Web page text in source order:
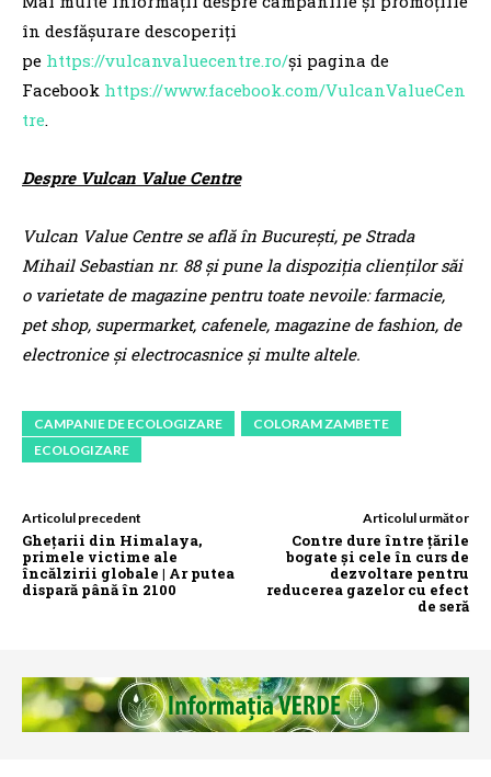
în desfășurare descoperiți
pe https://vulcanvaluecentre.ro/și pagina de
Facebook https://www.facebook.com/VulcanValueCen
tre.
Despre Vulcan Value Centre
Vulcan Value Centre se află în București, pe Strada
Mihail Sebastian nr. 88 și pune la dispoziția clienților săi
o varietate de magazine pentru toate nevoile: farmacie,
pet shop, supermarket, cafenele, magazine de fashion, de
electronice și electrocasnice și multe altele.
CAMPANIE DE ECOLOGIZARE
COLORAM ZAMBETE
ECOLOGIZARE
Articolul precedent
Ghețarii din Himalaya,
primele victime ale
încălzirii globale | Ar putea
dispară până în 2100
Articolul următor
Contre dure între țările
bogate și cele în curs de
dezvoltare pentru
reducerea gazelor cu efect
de seră